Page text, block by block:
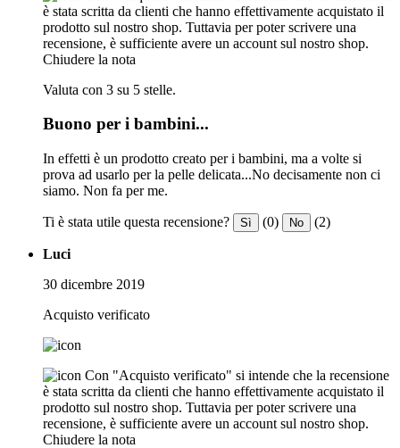
è stata scritta da clienti che hanno effettivamente acquistato il
prodotto sul nostro shop. Tuttavia per poter scrivere una
recensione, è sufficiente avere un account sul nostro shop.
Chiudere la nota
Valuta con 3 su 5 stelle.
Buono per i bambini...
In effetti è un prodotto creato per i bambini, ma a volte si
prova ad usarlo per la pelle delicata...No decisamente non ci
siamo. Non fa per me.
Ti è stata utile questa recensione? Sì (0) No (2)
Luci
30 dicembre 2019
Acquisto verificato
Con "Acquisto verificato" si intende che la recensione
è stata scritta da clienti che hanno effettivamente acquistato il
prodotto sul nostro shop. Tuttavia per poter scrivere una
recensione, è sufficiente avere un account sul nostro shop.
Chiudere la nota